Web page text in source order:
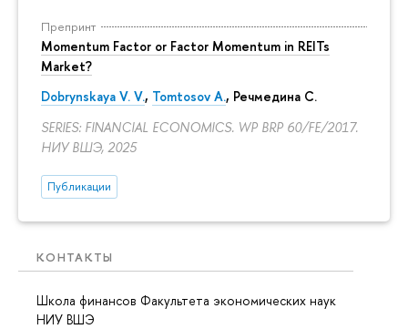
Препринт
Momentum Factor or Factor Momentum in REITs
Market?
Dobrynskaya V. V., Tomtosov A., Речмедина С.
SERIES: FINANCIAL ECONOMICS. WP BRP 60/FE/2017.
НИУ ВШЭ, 2025
Публикации
КОНТАКТЫ
Школа финансов Факультета экономических наук
НИУ ВШЭ